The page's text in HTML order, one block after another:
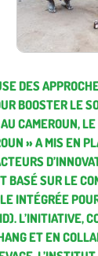
DES
BOOSTER LE
CAMEROUN,
» A MIS EN
BASÉ SUR LE
INTÉGRÉE
L’INITIATIVE,
ET EN